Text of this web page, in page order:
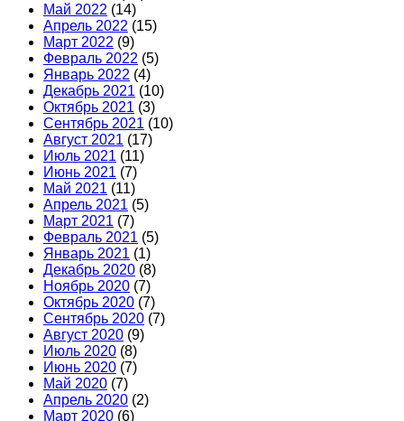
Май 2022 (14)
Апрель 2022 (15)
Март 2022 (9)
Февраль 2022 (5)
Январь 2022 (4)
Декабрь 2021 (10)
Октябрь 2021 (3)
Сентябрь 2021 (10)
Август 2021 (17)
Июль 2021 (11)
Июнь 2021 (7)
Май 2021 (11)
Апрель 2021 (5)
Март 2021 (7)
Февраль 2021 (5)
Январь 2021 (1)
Декабрь 2020 (8)
Ноябрь 2020 (7)
Октябрь 2020 (7)
Сентябрь 2020 (7)
Август 2020 (9)
Июль 2020 (8)
Июнь 2020 (7)
Май 2020 (7)
Апрель 2020 (2)
Март 2020 (6)